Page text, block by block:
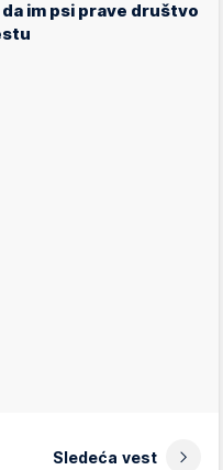
im psi prave društvo
Sledeća vest